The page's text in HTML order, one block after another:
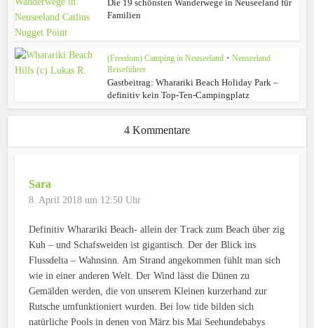
Die 19 schönsten Wanderwege in Neuseeland für
Familien
(Freedom) Camping in Neuseeland • Neuseeland
Reiseführer
Gastbeitrag: Wharariki Beach Holiday Park –
definitiv kein Top-Ten-Campingplatz
4 Kommentare
Sara
8. April 2018 um 12:50 Uhr
Definitiv Wharariki Beach- allein der Track zum Beach über zig
Kuh – und Schafsweiden ist gigantisch. Der der Blick ins
Flussdelta – Wahnsinn. Am Strand angekommen fühlt man sich
wie in einer anderen Welt. Der Wind lässt die Dünen zu
Gemälden werden, die von unserem Kleinen kurzerhand zur
Rutsche umfunktioniert wurden. Bei low tide bilden sich
natürliche Pools in denen von März bis Mai Seehundebabys